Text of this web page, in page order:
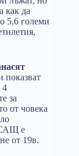
как да
5,6 големи
показват
4
за
от човека
САЩ е
от 19в.